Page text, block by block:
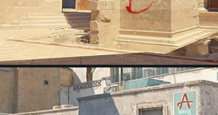
iVLVm-Buw4R-DZ5Dh-Y2hWA